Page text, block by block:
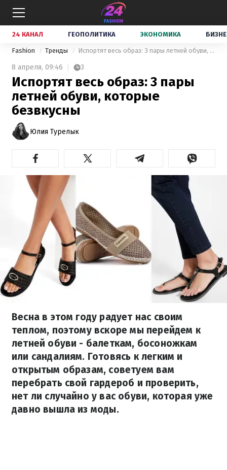
24 КАНАЛ ГЕОПОЛИТИКА ЭКОНОМИКА
Fashion Тренды Испортят весь образ: 3 пары летней обуви, которые безвкусны
8 апреля, 09:46 3
Испортят весь образ: 3 пары
летней обуви, которые
безвкусны
Юлия Турелык
Весна в этом году радует нас своим
теплом, поэтому вскоре мы перейдем к
летней обуви - балеткам, босоножкам
или сандалиям. Готовясь к легким и
открытым образам, советуем вам
перебрать свой гардероб и проверить,
нет ли случайно у вас обуви, которая уже
давно вышла из моды.